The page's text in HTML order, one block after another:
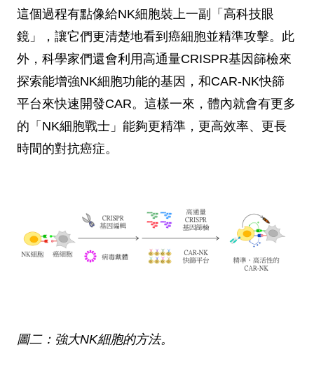
這個過程有點像給NK細胞裝上一副「高科技眼
鏡」，讓它們更清楚地看到癌細胞並精準攻擊。此
外，科學家們還會利用高通量CRISPR基因篩檢來
探索能增強NK細胞功能的基因，和CAR-NK快篩
平台來快速開發CAR。這樣一來，體內就會有更多
的「NK細胞戰士」能夠更精準，更高效率、更長
時間的對抗癌症。
圖二：強大NK細胞的方法。